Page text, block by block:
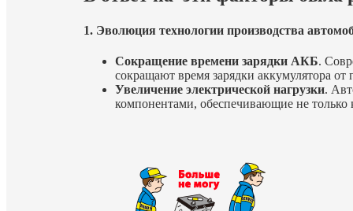
1. Эволюция технологии производства
Сокращение времени зарядки АКБ.
сокращают время зарядки аккумулятора от
Увеличение электрической нагрузки.
компонентами, обеспечивающие не